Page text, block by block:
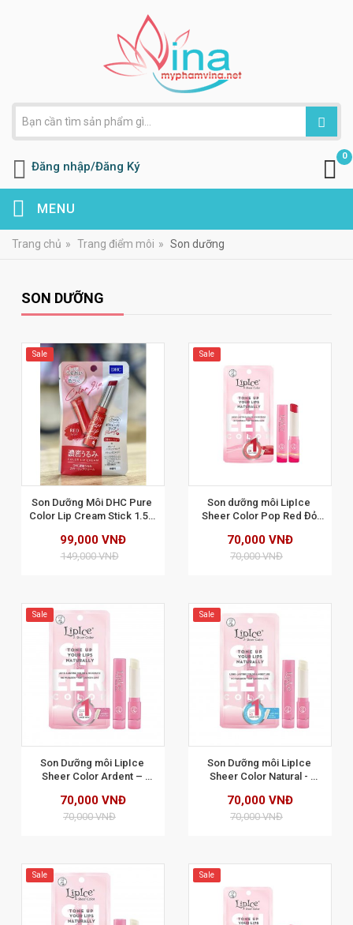
Đăng nhập/Đăng Ký
0
MENU
Trang chủ » Trang điểm môi » Son dưỡng
SON DƯỠNG
Sale
Son Dưỡng Môi DHC Pure
Color Lip Cream Stick 1.5g
99,000 VNĐ
149,000 VNĐ
Sale
XEM CHI TIẾT
Son dưỡng môi LipIce
Sheer Color Pop Red Đỏ
70,000 VNĐ
70,000 VNĐ
Sale
Son Dưỡng môi LipIce
Sheer Color Ardent –
70,000 VNĐ
70,000 VNĐ
Sale
Son Dưỡng môi LipIce
Sheer Color Natural -
70,000 VNĐ
70,000 VNĐ
Sale Sale